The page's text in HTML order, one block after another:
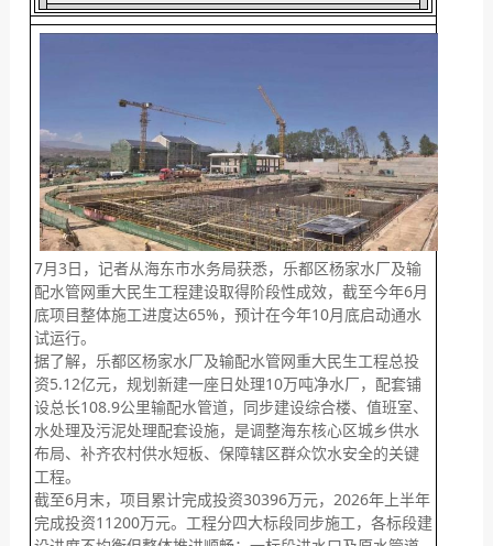
7月3日，记者从海东市水务局获悉，乐都区杨家水厂及输
配水管网重大民生工程建设取得阶段性成效，截至今年6月
底项目整体施工进度达65%，预计在今年10月底启动通水
试运行。
据了解，乐都区杨家水厂及输配水管网重大民生工程总投
资5.12亿元，规划新建一座日处理10万吨净水厂，配套铺
设总长108.9公里输配水管道，同步建设综合楼、值班室、
水处理及污泥处理配套设施，是调整海东核心区城乡供水
布局、补齐农村供水短板、保障辖区群众饮水安全的关键
工程。
截至6月末，项目累计完成投资30396万元，2026年上半年
完成投资11200万元。工程分四大标段同步施工，各标段建